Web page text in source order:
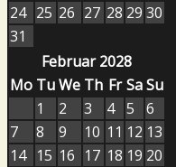
24 25 26 27 28 29 30
31
Februar 2028
Mo TuWe Th Fr SaSu
1
2 3 4 5
6
7
8 9 10 11 12 13
14 15 16 17 18 19 20